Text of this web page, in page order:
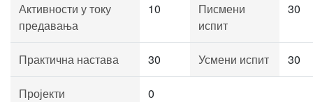
Активности у току
предавања
10
Писмени
испит
30
Практична настава 30 Усмени испит 30
Пројекти 0